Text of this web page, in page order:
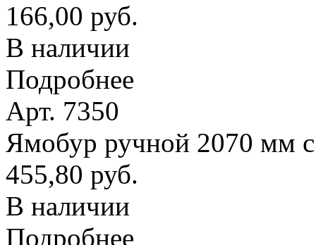
166,00 руб.
В наличии
Подробнее
Арт. 7350
Ямобур ручной 2070 мм
455,80 руб.
В наличии
Подробнее